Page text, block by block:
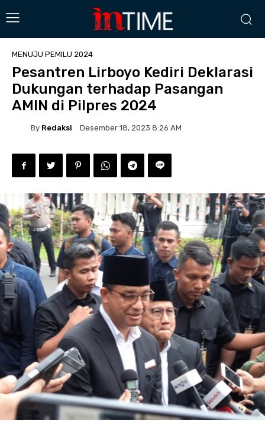
MENUJU PEMILU 2024
Pesantren Lirboyo Kediri Deklarasi
Dukungan terhadap Pasangan
AMIN di Pilpres 2024
By Redaksi Desember 18, 2023 8:26 AM